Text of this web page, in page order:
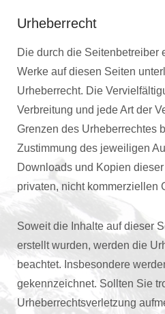
Urheberrecht
Die durch die Seitenbetreiber
Werke auf diesen Seiten
Urheberrecht. Die
Verbreitung und jede Art der
Grenzen des Urheberrechtes
Zustimmung des jeweiligen
Downloads und Kopien
privaten, nicht kommerziellen
Soweit die Inhalte auf dieser
erstellt wurden, werden die
beachtet. Insbesondere
gekennzeichnet. Sollten Sie
Urheberrechtsverletzung